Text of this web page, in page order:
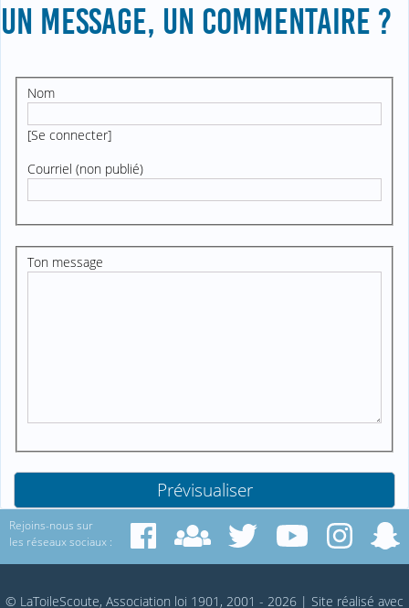
UN MESSAGE, UN COMMENTAIRE ?
Nom
[Se connecter]
Courriel (non publié)
Ton message
Rejoins-nous sur
les réseaux sociaux :
© LaToileScoute, Association loi 1901, 2001 - 2026 | Site réalisé avec